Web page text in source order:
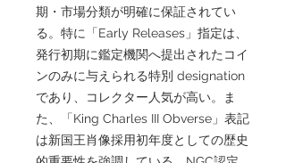
期・市場分類が明確に保証されてい
る。特に「Early Releases」指定は、
発行初期に鑑定機関へ提出されたコイ
ンのみに与えられる特別 designation
であり、コレクター人気が高い。ま
た、「King Charles III Obverse」表記
は新国王肖像採用初年度としての歴史